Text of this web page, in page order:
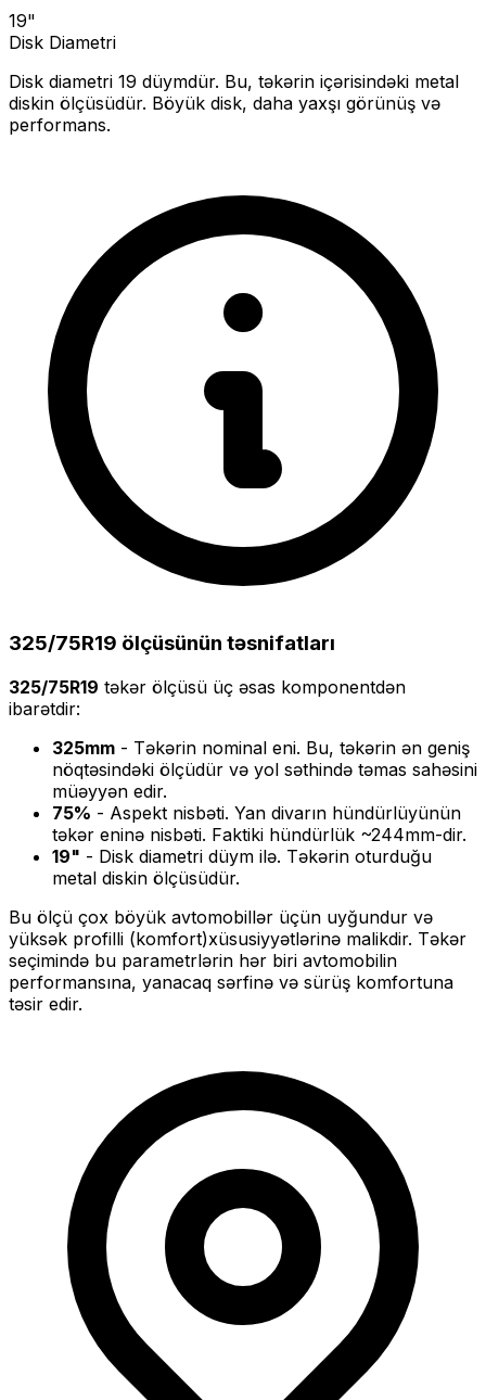
19"
Disk Diametri
Disk diametri 19 düymdür. Bu, təkərin içərisindəki metal
diskin ölçüsüdür. Böyük disk, daha yaxşı görünüş və
performans.
325/75R19 ölçüsünün təsnifatları
325/75R19 təkər ölçüsü üç əsas komponentdən
ibarətdir:
325mm - Təkərin nominal eni. Bu, təkərin ən geniş
nöqtəsindəki ölçüdür və yol səthində təmas sahəsini
müəyyən edir.
75% - Aspekt nisbəti. Yan divarın hündürlüyünün
təkər eninə nisbəti. Faktiki hündürlük ~244mm-dir.
19" - Disk diametri düym ilə. Təkərin oturduğu
metal diskin ölçüsüdür.
Bu ölçü çox böyük avtomobillər üçün uyğundur və
yüksək profilli (komfort)xüsusiyyətlərinə malikdir. Təkər
seçimində bu parametrlərin hər biri avtomobilin
performansına, yanacaq sərfinə və sürüş komfortuna
təsir edir.